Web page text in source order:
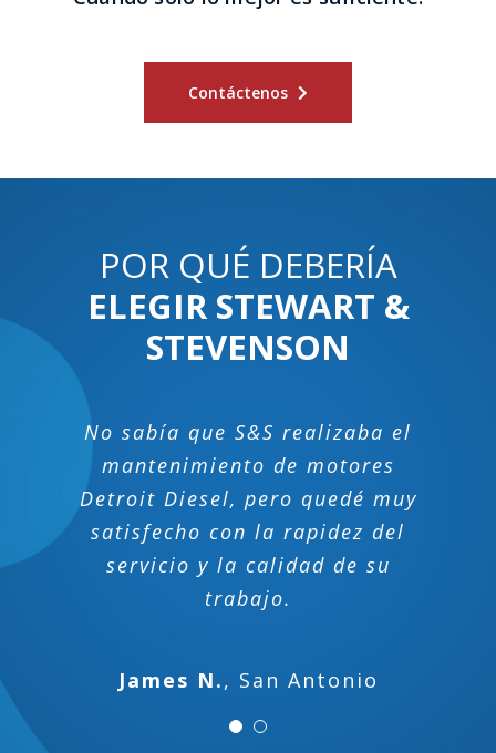
Contáctenos
POR QUÉ DEBERÍA
ELEGIR STEWART &
STEVENSON
No sabía que S&S realizaba el
Detroit Diesel, pero quedé muy
servicio y la calidad de su
Traté de programar una
servicio y el tiempo de espera era
Stewart and Stevenson y me